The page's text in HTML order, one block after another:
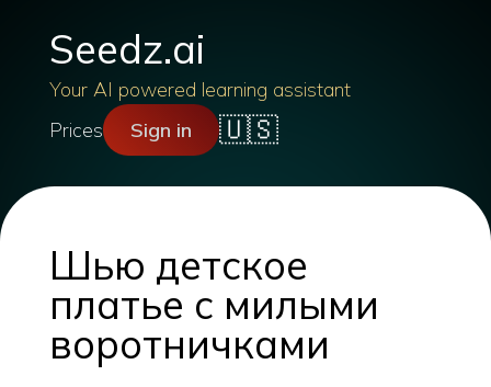
Seedz.ai
Your AI powered learning assistant
Prices
Sign in 🇺🇸
Шью детское
платье с милыми
воротничками